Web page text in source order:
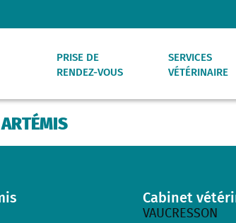
PRISE DE
RENDEZ-VOUS
VERSAILLES CHANTIERS
SERVICES
VÉTÉRINAIRE
Cabinet
VAUCRESSON